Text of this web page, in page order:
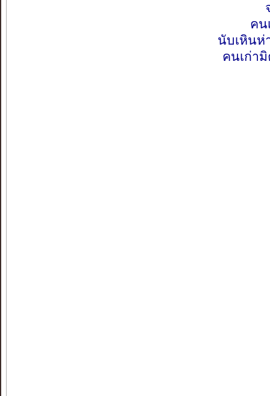
คน
นับเหินห่
คนเก่า